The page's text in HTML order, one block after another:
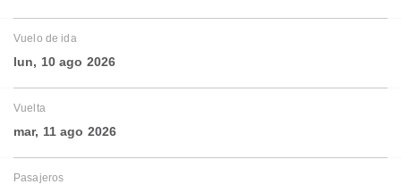
Vuelo de ida
lun, 10 ago 2026
Vuelta
mar, 11 ago 2026
Pasajeros